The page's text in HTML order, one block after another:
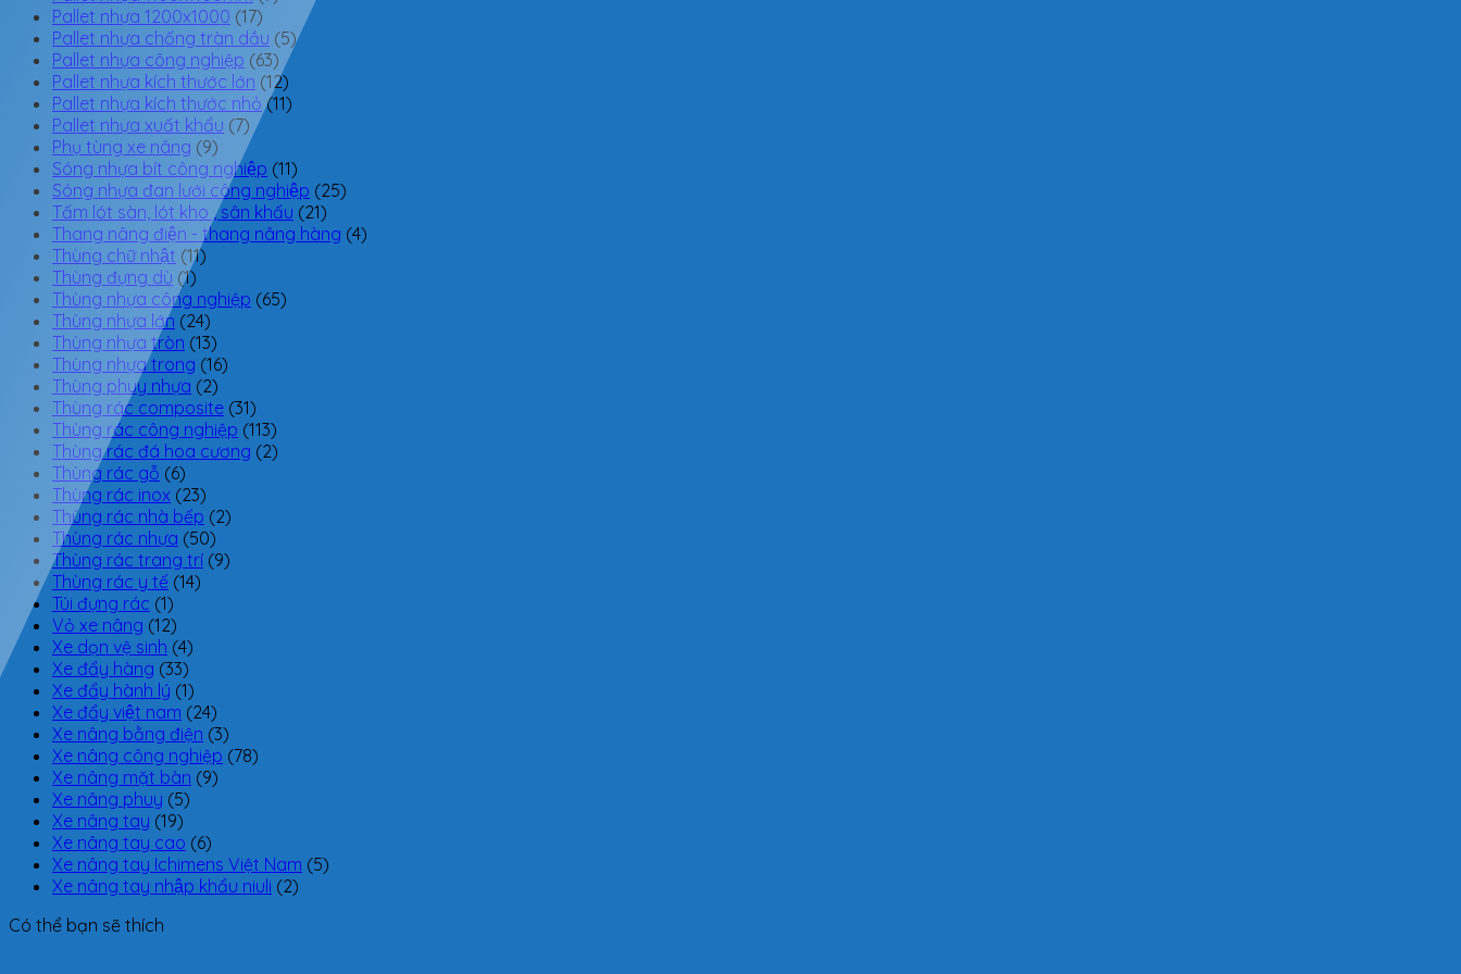
Pallet nhựa 1200x1000 (17)
Pallet nhựa chống tràn dầu (5)
Pallet nhựa công nghiệp (63)
Pallet nhựa kích thước lớn (12)
Pallet nhựa kích thước nhỏ (11)
Pallet nhựa xuất khẩu (7)
Phụ tùng xe nâng (9)
Sóng nhựa bít công nghiệp (11)
Sóng nhựa đan lưới công nghiệp (25)
Tấm lót sàn, lót kho , sân khấu (21)
Thang nâng điện - thang nâng hàng (4)
Thùng chữ nhật (11)
Thùng đựng dù (1)
Thùng nhựa công nghiệp (65)
Thùng nhựa lớn (24)
Thùng nhựa tròn (13)
Thùng nhựa trong (16)
Thùng phuy nhựa (2)
Thùng rác composite (31)
Thùng rác công nghiệp (113)
Thùng rác đá hoa cương (2)
Thùng rác gỗ (6)
Thùng rác inox (23)
Thùng rác nhà bếp (2)
Thùng rác nhựa (50)
Thùng rác trang trí (9)
Thùng rác y tế (14)
Túi đựng rác (1)
Vỏ xe nâng (12)
Xe dọn vệ sinh (4)
Xe đẩy hàng (33)
Xe đẩy hành lý (1)
Xe đẩy việt nam (24)
Xe nâng bằng điện (3)
Xe nâng công nghiệp (78)
Xe nâng mặt bàn (9)
Xe nâng phuy (5)
Xe nâng tay (19)
Xe nâng tay cao (6)
Xe nâng tay Ichimens Việt Nam (5)
Xe nâng tay nhập khẩu niuli (2)
Có thể bạn sẽ thích